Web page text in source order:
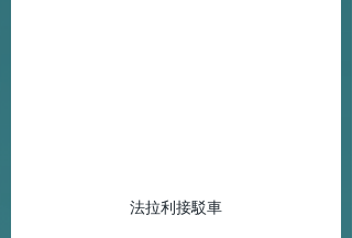
法拉利接駁車